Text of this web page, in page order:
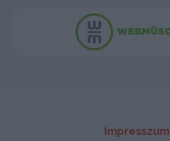
Impresszum